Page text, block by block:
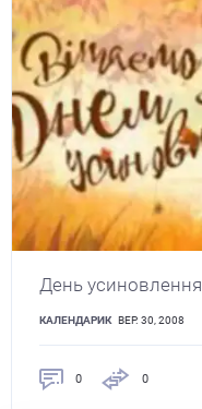
День усиновлення
КАЛЕНДАРИК ВЕР. 30, 2008
0 0